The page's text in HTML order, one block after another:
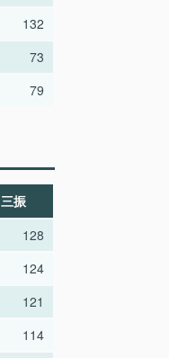
132
73
79
三振
128
124
121
114